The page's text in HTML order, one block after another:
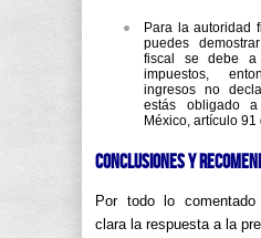
Para la autoridad
puedes
fiscal se debe a
impuestos,
ingresos no
estás obligado
México, artículo 91
Conclusiones y
Por todo lo comentado
clara la respuesta a la